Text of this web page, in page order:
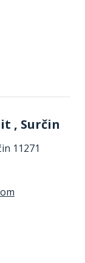
, Surčin
11271